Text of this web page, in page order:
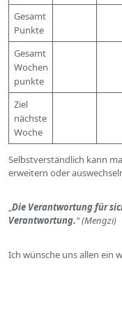
Gesamt
Punkte
Gesamt
Wochen
punkte
Ziel
nächste
Woche
Selbstverständlich kann
erweitern oder
„Die Verantwortung für
Verantwortung.“ (Mengzi)
Ich wünsche uns allen ein